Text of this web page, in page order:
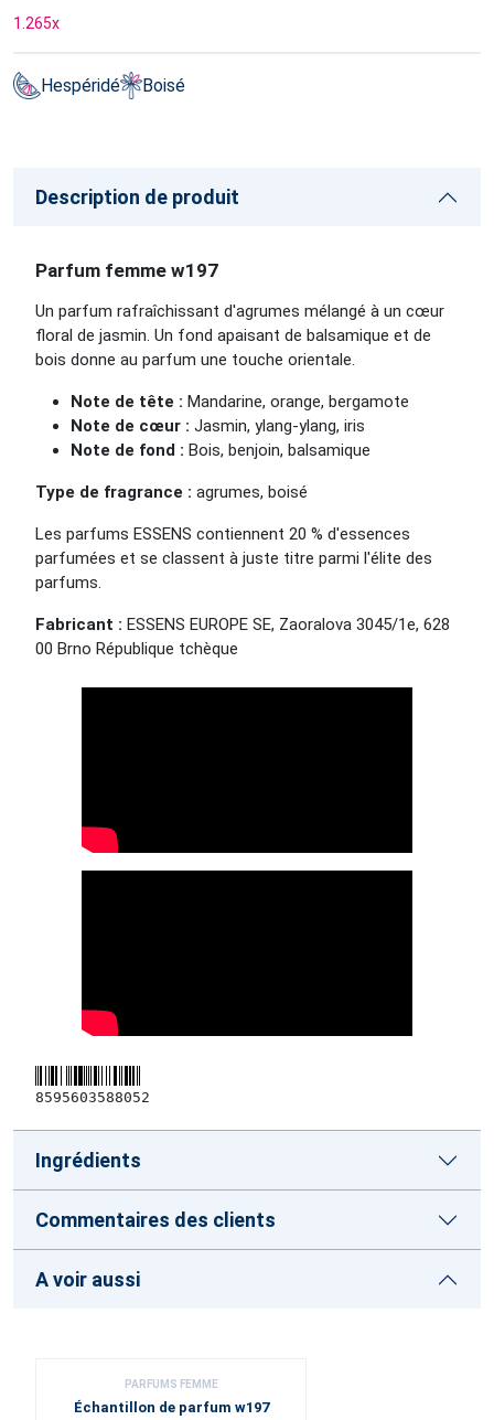
1.265x
Hespéridé Boisé
Description de produit
Parfum femme w197
Un parfum rafraîchissant d'agrumes mélangé à un cœur
floral de jasmin. Un fond apaisant de balsamique et de
bois donne au parfum une touche orientale.
Note de tête : Mandarine, orange, bergamote
Note de cœur : Jasmin, ylang-ylang, iris
Note de fond : Bois, benjoin, balsamique
Type de fragrance : agrumes, boisé
Les parfums ESSENS contiennent 20 % d'essences
parfumées et se classent à juste titre parmi l'élite des
parfums.
Fabricant : ESSENS EUROPE SE, Zaoralova 3045/1e, 628
00 Brno République tchèque
8595603588052
Ingrédients
Commentaires des clients
A voir aussi
PARFUMS FEMME
Échantillon de parfum w197